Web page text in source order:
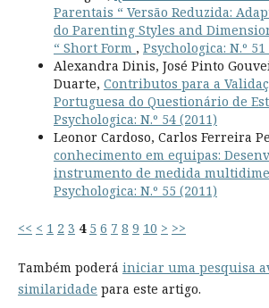
Parentais “ Versão Reduzida:
do Parenting Styles and
“ Short Form , Psychologica: N.º 51
Alexandra Dinis, José Pinto
Duarte, Contributos para a
Portuguesa do Questionário de
Psychologica: N.º 54 (2011)
Leonor Cardoso, Carlos Ferreira
conhecimento em equipas:
instrumento de medida
Psychologica: N.º 55 (2011)
<< < 1 2 3 4 5 6 7 8 9 10 > >>
Também poderá iniciar uma pesquisa
similaridade para este artigo.